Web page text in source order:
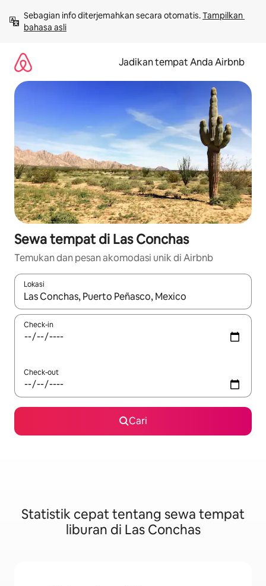
langsung
lihat
Sebagian info diterjemahkan secara otomatis. Tampilkan
bahasa asli
Jadikan tempat Anda Airbnb
Sewa tempat di Las Conchas
Temukan dan pesan akomodasi unik di Airbnb
Lokasi
Jika hasil yang dicari tersedia, telusuri dengan tombol panah
Check-in
Check-out
Cari
Statistik cepat tentang sewa tempat
liburan di Las Conchas